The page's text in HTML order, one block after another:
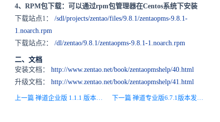
4、RPM包下载：可以通过rpm包管理器在Centos系统下安装
下载站点1： /sdl/projects/zentao/files/9.8.1/zentaopms-9.8.1-
1.noarch.rpm
下载站点2： /dl/zentao/9.8.1/zentaopms-9.8.1-1.noarch.rpm
二、文档
安装文档： http://www.zentao.net/book/zentaopmshelp/40.html
升级文档： http://www.zentao.net/book/zentaopmshelp/41.html
上一篇 禅道企业版 1.1.1 版本发布，主要兼容开源版9.8版本功能 下一篇 禅道专业版6.7.1版本发布，兼容开源版9.8.1版本，优化英文